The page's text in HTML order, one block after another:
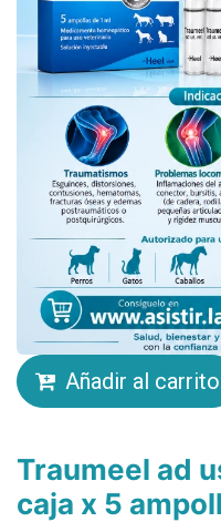
Añadir al carrito
Traumeel ad
caja x 5